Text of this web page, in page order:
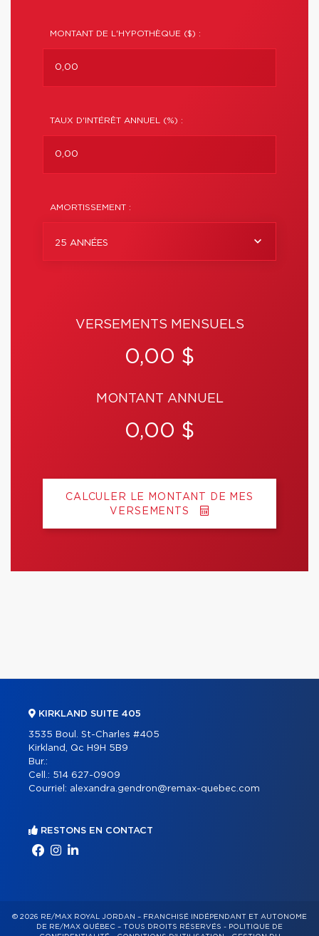
MONTANT DE L'HYPOTHÈQUE ($) :
TAUX D'INTÉRÊT ANNUEL (%) :
AMORTISSEMENT :
25 ANNÉES
VERSEMENTS MENSUELS
0,00 $
MONTANT ANNUEL
0,00 $
CALCULER LE MONTANT DE MES
VERSEMENTS
KIRKLAND SUITE 405
3535 Boul. St-Charles #405
Kirkland, Qc H9H 5B9
Bur.:
Cell.: 514 627-0909
Courriel: alexandra.gendron@remax-quebec.com
RESTONS EN CONTACT
© 2026 RE/MAX ROYAL JORDAN – FRANCHISÉ INDÉPENDANT ET AUTONOME
DE RE/MAX QUÉBEC – TOUS DROITS RÉSERVÉS - POLITIQUE DE